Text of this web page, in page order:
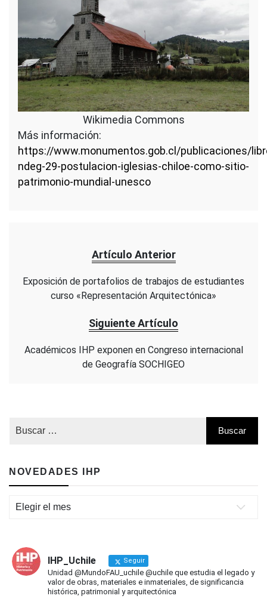
Wikimedia Commons
Más información:
https://www.monumentos.gob.cl/publicaciones/
ndeg-29-postulacion-iglesias-chiloe-como-sitio-
patrimonio-mundial-unesco
Artículo Anterior
Exposición de portafolios de trabajos de estudiantes
curso «Representación Arquitectónica»
Siguiente Artículo
Académicos IHP exponen en Congreso internacional
de Geografía SOCHIGEO
NOVEDADES IHP
Novedades
IHP_Uchile Seguir
Unidad @MundoFAU_uchile @uchile que estudia el legado y
valor de obras, materiales e inmateriales, de significancia
histórica, patrimonial y arquitectónica